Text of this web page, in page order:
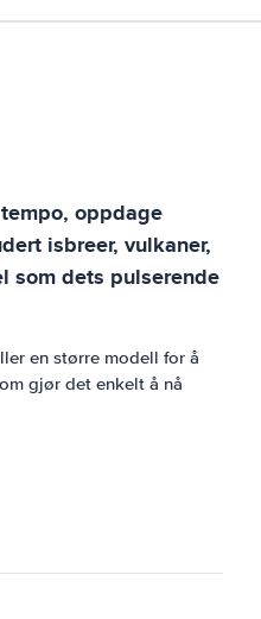
oppdage
isbreer, vulkaner,
som dets pulserende
en større modell for å
gjør det enkelt å nå